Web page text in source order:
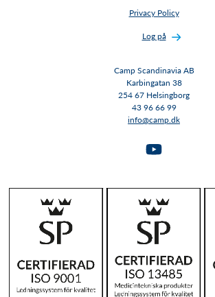
Privacy Policy
Log på
Camp Scandinavia AB
Karbingatan 38
254 67 Helsingborg
43 96 66 99
info@camp.dk